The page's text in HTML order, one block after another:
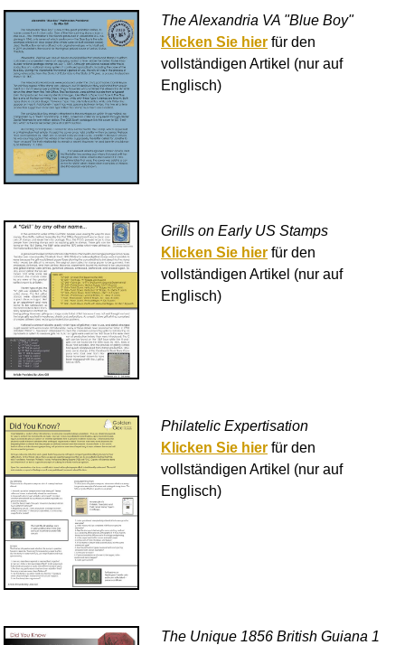
The Alexandria VA "Blue Boy"
Klicken Sie hier für den
vollständigen Artikel (nur auf
Englisch)
Grills on Early US Stamps
Klicken Sie hier für den
vollständigen Artikel (nur auf
Englisch)
Philatelic Expertisation
Klicken Sie hier für den
vollständigen Artikel (nur auf
Englisch)
The Unique 1856 British Guiana 1